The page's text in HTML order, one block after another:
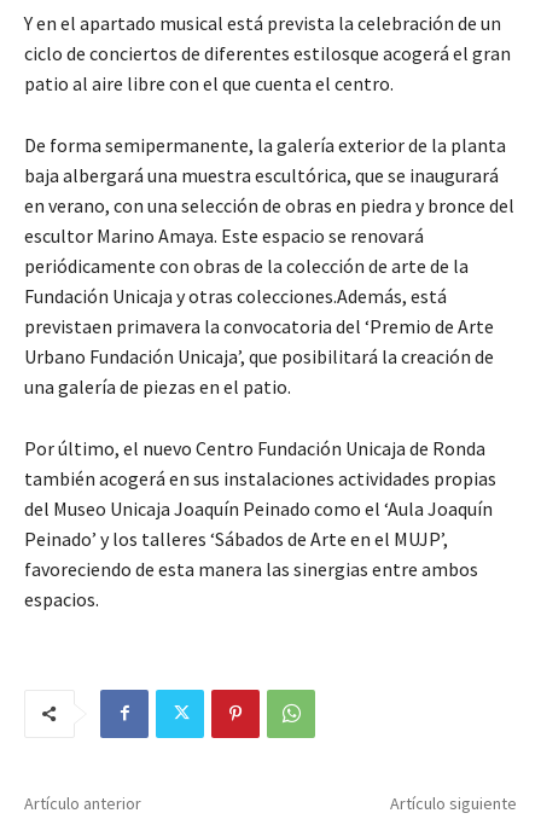
Y en el apartado musical está prevista la celebración de un
ciclo de conciertos de diferentes estilosque acogerá el gran
patio al aire libre con el que cuenta el centro.
De forma semipermanente, la galería exterior de la planta
baja albergará una muestra escultórica, que se inaugurará
en verano, con una selección de obras en piedra y bronce del
escultor Marino Amaya. Este espacio se renovará
periódicamente con obras de la colección de arte de la
Fundación Unicaja y otras colecciones.Además, está
previstaen primavera la convocatoria del ‘Premio de Arte
Urbano Fundación Unicaja’, que posibilitará la creación de
una galería de piezas en el patio.
Por último, el nuevo Centro Fundación Unicaja de Ronda
también acogerá en sus instalaciones actividades propias
del Museo Unicaja Joaquín Peinado como el ‘Aula Joaquín
Peinado’ y los talleres ‘Sábados de Arte en el MUJP’,
favoreciendo de esta manera las sinergias entre ambos
espacios.
Artículo anterior Artículo siguiente